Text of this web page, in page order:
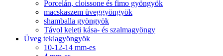
Porcelán, cloissone és fimo gyöngyök
macskaszem üveggyöngyök
shamballa gyöngyök
Távol keleti kása- és szalmagyöngy
Üveg teklagyöngyök
10-12-14 mm-es